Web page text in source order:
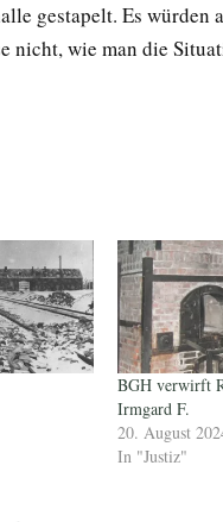
gestapelt. Es würden
nicht, wie man die
BGH verwirft
Irmgard F.
20. August
In "Justiz"